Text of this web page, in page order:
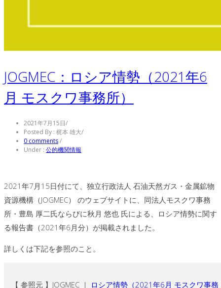
JOGMEC：ロシア情勢（2021年6
月 モスクワ事務所）
2021年7月15日/
Posted By : 梶本 雄大/
0 comments/
Under : 公的機関情報
2021年7月15日付にて、独立行政法人 石油天然ガス・金属鉱物
資源機構（JOGMEC） のウェブサイトに、同法人モスクワ事務
所・豊島 厚二氏ならびに秋月 悠也 氏による、ロシア情勢に関す
る報告書（2021年6月分）が掲載されました。
詳しくは下記を参照のこと。
【 参照元 】JOGMEC ｜ ロシア情勢（2021年6月 モスクワ事務